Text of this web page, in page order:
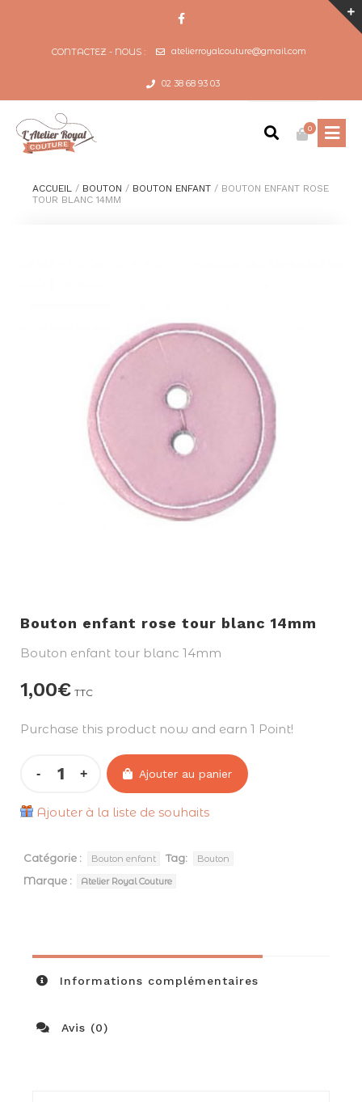
CONTACTEZ - NOUS : atelierroyalcouture@gmail.com
02 38 68 93 03
0
ACCUEIL / BOUTON / BOUTON ENFANT / BOUTON ENFANT ROSE
TOUR BLANC 14MM
Bouton enfant rose tour blanc 14mm
Bouton enfant tour blanc 14mm
1,00€ TTC
Purchase this product now and earn 1 Point!
Ajouter au panier
Ajouter à la liste de souhaits
Catégorie : Bouton enfant Tag: Bouton
Marque : Atelier Royal Couture
Informations complémentaires
Avis (0)